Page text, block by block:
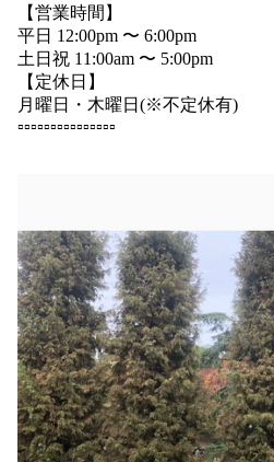
【営業時間】
平日 12:00pm 〜 6:00pm
土日祝 11:00am 〜 5:00pm
【定休日】
月曜日・木曜日(※不定休有)
▫️▫️▫️▫️▫️▫️▫️▫️▫️▫️▫️▫️▫️▫️▫️